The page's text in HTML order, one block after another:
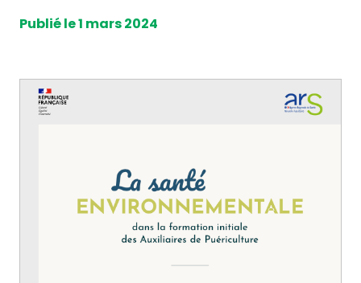
Publié le 1 mars 2024